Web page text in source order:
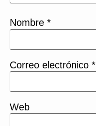
Nombre *
Correo electrónico *
Web